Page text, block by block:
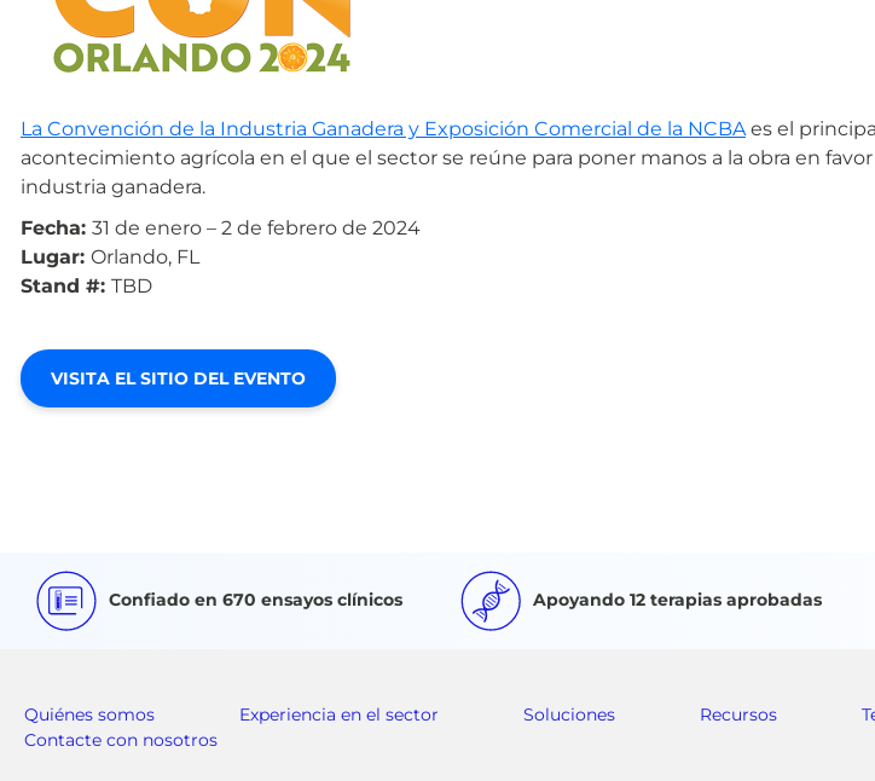
La Convención de la Industria Ganadera y Exposición Comercial de la NCBAes el
acontecimiento agrícola en el que el sector se reúne para poner manos a la obra en favor
industria ganadera.
Fecha: 31 de enero – 2 de febrero de 2024
Lugar: Orlando, FL
Stand #: TBD
VISITA EL SITIO DEL EVENTO
Confiado en 670 ensayos clínicos Apoyando 12 terapias aprobadas
Quiénes somos Experiencia en el sector Soluciones Recursos
Contacte con nosotros